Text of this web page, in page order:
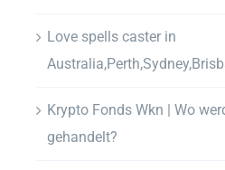
Love spells caster in
Krypto Fonds Wkn | Wo
gehandelt?